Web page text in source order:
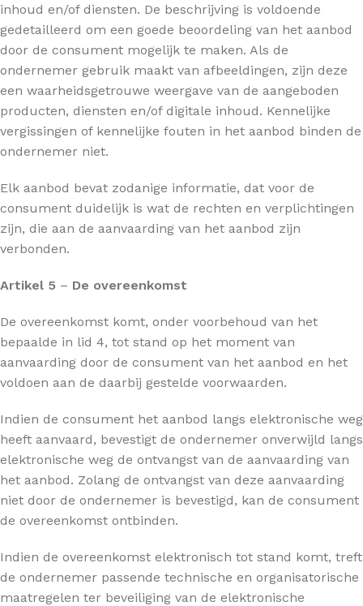
inhoud en/of diensten. De beschrijving is voldoende
gedetailleerd om een goede beoordeling van het aanbod
door de consument mogelijk te maken. Als de
ondernemer gebruik maakt van afbeeldingen, zijn deze
een waarheidsgetrouwe weergave van de aangeboden
producten, diensten en/of digitale inhoud. Kennelijke
vergissingen of kennelijke fouten in het aanbod binden de
ondernemer niet.
Elk aanbod bevat zodanige informatie, dat voor de
consument duidelijk is wat de rechten en verplichtingen
zijn, die aan de aanvaarding van het aanbod zijn
verbonden.
Artikel 5 – De overeenkomst
De overeenkomst komt, onder voorbehoud van het
bepaalde in lid 4, tot stand op het moment van
aanvaarding door de consument van het aanbod en het
voldoen aan de daarbij gestelde voorwaarden.
Indien de consument het aanbod langs elektronische weg
heeft aanvaard, bevestigt de ondernemer onverwijld langs
elektronische weg de ontvangst van de aanvaarding van
het aanbod. Zolang de ontvangst van deze aanvaarding
niet door de ondernemer is bevestigd, kan de consument
de overeenkomst ontbinden.
Indien de overeenkomst elektronisch tot stand komt, treft
de ondernemer passende technische en organisatorische
maatregelen ter beveiliging van de elektronische